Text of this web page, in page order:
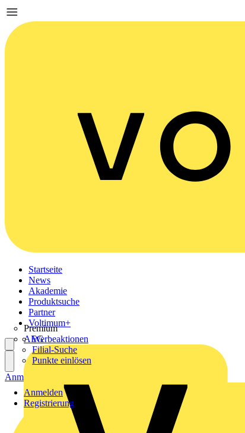
Startseite
News
Akademie
Produktsuche
Partner
Premium
AEG
Voltimum+
Werbeaktionen
Filial-Suche
Punkte einlösen
Anmelden
Registrierung
Anmelden